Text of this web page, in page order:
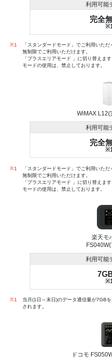
利用可能
完全
※1
「スタンダードモード」でご利用いた
無制限でご利用いただけます。
「プラスエリアモード 」に切り替えま
モードの使用は、禁止しております。
WiMAX L12(
利用可能
完全
※1
「スタンダードモード」でご利用いた
無制限でご利用いただけます。
「プラスエリアモード 」に切り替えま
モードの使用は、禁止しております。
楽天モ
利用可能
※1
当月(1日～末日)のデータ通信量が7GB
されます。
ドコモ